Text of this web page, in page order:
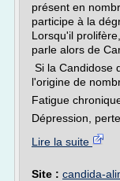
présent en
participe à la
Lorsqu'il
parle alors de
Si la Candidose
l'origine de
Fatigue
Dépression,
Lire la suite
Site : candida-